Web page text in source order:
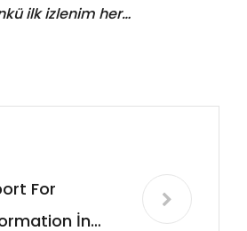
ilk izlenim her…
For
İn